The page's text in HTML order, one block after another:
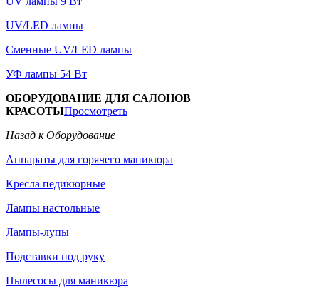
UV/LED лампы
Сменные UV/LED лампы
УФ лампы 54 Вт
ОБОРУДОВАНИЕ ДЛЯ САЛОНОВ
КРАСОТЫПросмотреть
Назад к Оборудование
Аппараты для горячего маникюра
Кресла педикюрные
Лампы настольные
Лампы-лупы
Подставки под руку
Пылесосы для маникюра